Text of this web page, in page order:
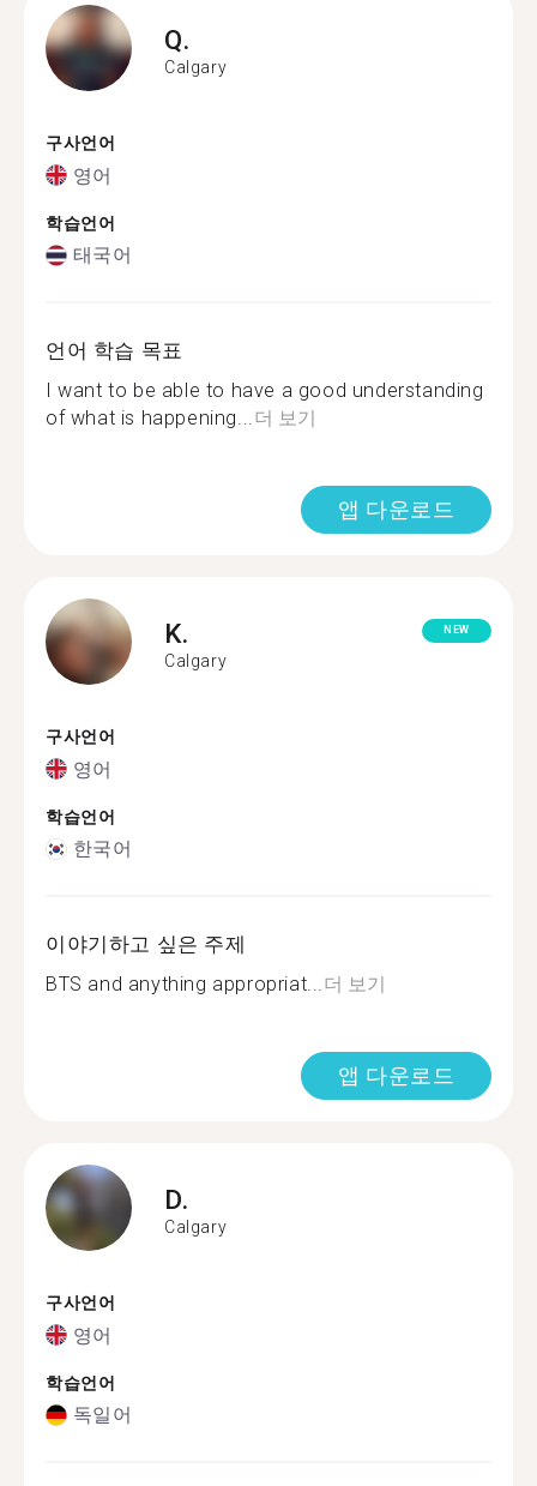
Q.
Calgary
구사언어
영어
학습언어
태국어
언어 학습 목표
I want to be able to have a good understanding
of what is happening...더 보기
앱 다운로드
K.
Calgary
NEW
구사언어
영어
학습언어
한국어
이야기하고 싶은 주제
BTS and anything appropriat...더 보기
앱 다운로드
D.
Calgary
구사언어
영어
학습언어
독일어